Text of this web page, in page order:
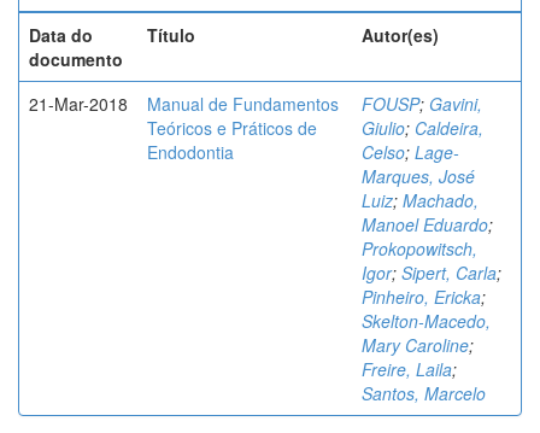
Data do
documento
Título Autor(es)
21-Mar-2018
Manual de Fundamentos
Teóricos e Práticos de
Endodontia
FOUSP; Gavini,
Giulio; Caldeira,
Celso; Lage-
Marques, José
Luiz; Machado,
Manoel Eduardo;
Prokopowitsch,
Igor; Sipert, Carla;
Pinheiro, Ericka;
Skelton-Macedo,
Mary Caroline;
Freire, Laila;
Santos, Marcelo